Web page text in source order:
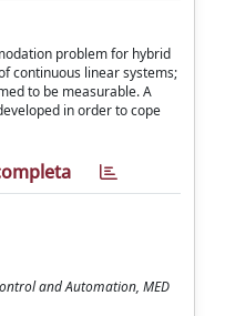
problem for hybrid
continuous linear systems;
to be measurable. A
in order to cope
and Automation, MED